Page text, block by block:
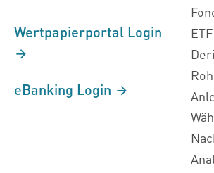
Wertpapierportal Login
eBanking Login
ETF